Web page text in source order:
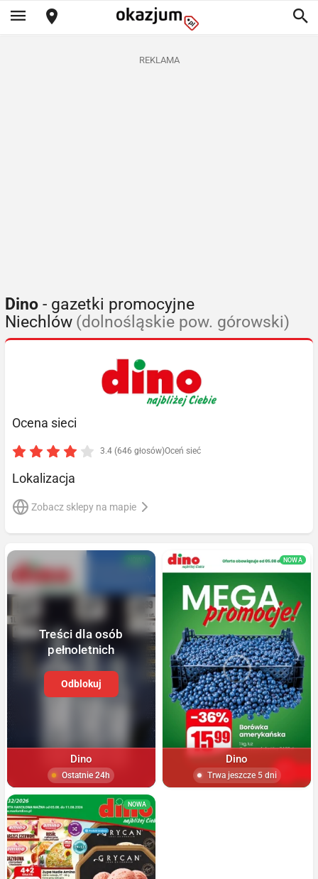
REKLAMA
Dino - gazetki promocyjne
Niechlów (dolnośląskie pow. górowski)
Ocena sieci
3.4 (646 głosów)Oceń sieć
Lokalizacja
Zobacz sklepy na mapie
Treści dla osób
pełnoletnich
Odblokuj
Dino
Ostatnie 24h
NOWA
Dino
Trwa jeszcze 5 dni
NOWA